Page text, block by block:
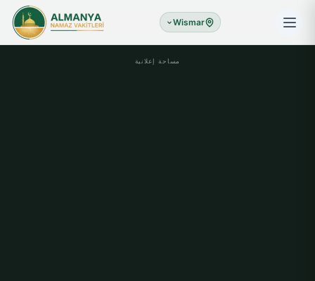
Wismar
مساحة إعلانية